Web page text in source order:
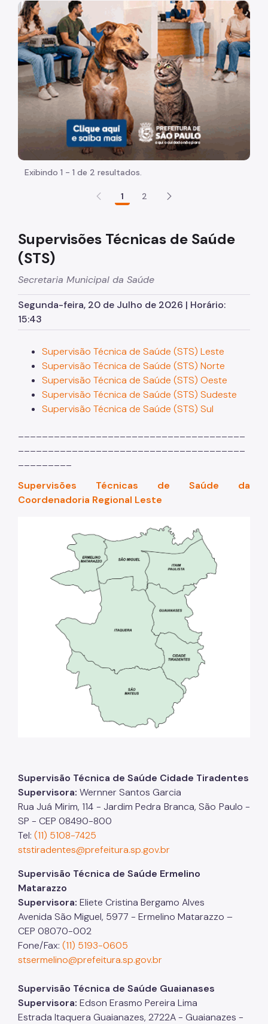
Quem é quem
Coordenadorias Saúde
Supervisões de Saúde
Servidores
Imagem de um cachorro caramelo e uma gata rajada,
Exibindo 1 - 1 de 2 resultados.
1 2
Supervisões Técnicas de Saúde
(STS)
Secretaria Municipal da Saúde
Segunda-feira, 20 de Julho de 2026 | Horário:
15:43
Supervisão Técnica de Saúde (STS) Leste
Supervisão Técnica de Saúde (STS) Norte
Supervisão Técnica de Saúde (STS) Oeste
Supervisão Técnica de Saúde (STS) Sudeste
Supervisão Técnica de Saúde (STS) Sul
Supervisões Técnicas de Saúde da
Coordenadoria Regional Leste
Supervisão Técnica de Saúde Cidade Tiradentes
Supervisora: Wernner Santos Garcia
Rua Juá Mirim, 114 - Jardim Pedra Branca, São Paulo -
SP - CEP 08490-800
Tel: (11) 5108-7425
ststiradentes@prefeitura.sp.gov.br
Supervisão Técnica de Saúde Ermelino
Matarazzo
Supervisora: Eliete Cristina Bergamo Alves
Avenida São Miguel, 5977 - Ermelino Matarazzo –
CEP 08070-002
Fone/Fax: (11) 5193-0605
stsermelino@prefeitura.sp.gov.br
Supervisão Técnica de Saúde Guaianases
Supervisora: Edson Erasmo Pereira Lima
Estrada Itaquera Guaianazes, 2722A - Guaianazes -